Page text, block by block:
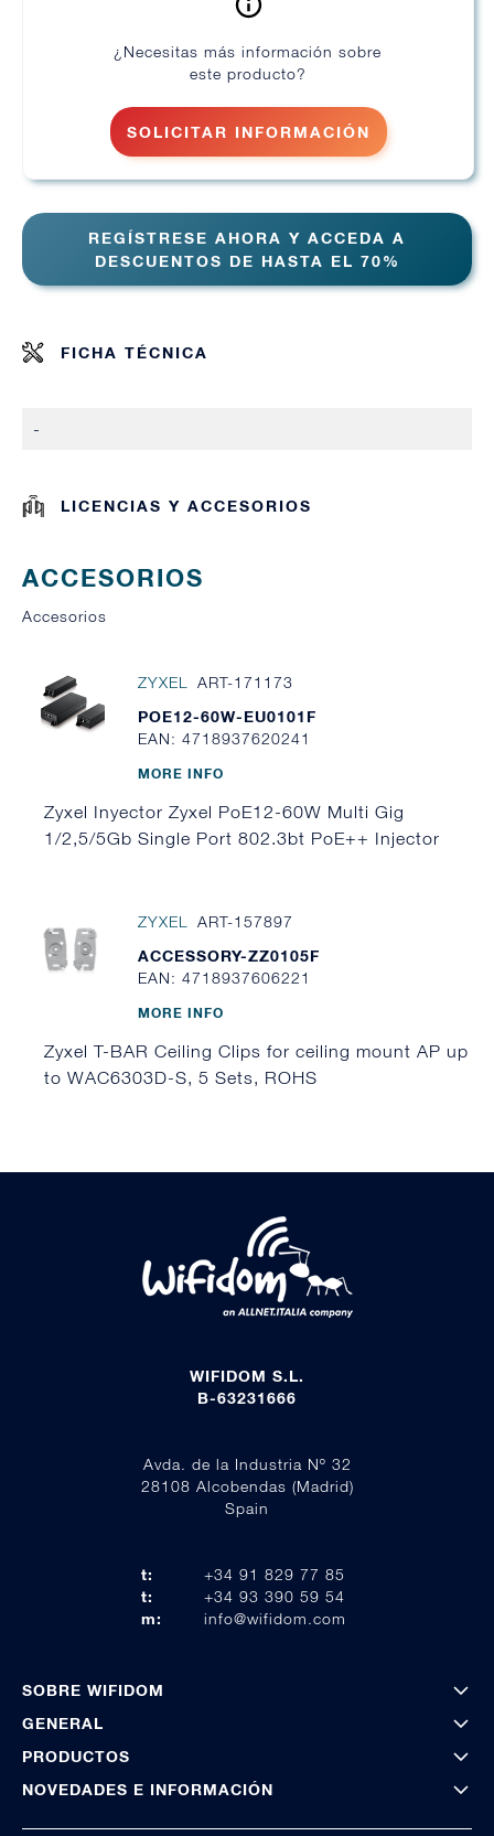
¿Necesitas más información sobre
este producto?
SOLICITAR INFORMACIÓN
REGÍSTRESE AHORA Y ACCEDA A
DESCUENTOS DE HASTA EL 70%
FICHA TÉCNICA
-
LICENCIAS Y ACCESORIOS
ACCESORIOS
Accesorios
ZYXEL
ART-171173
POE12-60W-EU0101F
EAN: 4718937620241
MORE INFO
Zyxel Inyector Zyxel PoE12-60W Multi Gig
1/2,5/5Gb Single Port 802.3bt PoE++ Injector
ZYXEL
ART-157897
ACCESSORY-ZZ0105F
EAN: 4718937606221
MORE INFO
Zyxel T-BAR Ceiling Clips for ceiling mount AP up
to WAC6303D-S, 5 Sets, ROHS
WIFIDOM S.L.
B-63231666
Avda. de la Industria Nº 32
28108 Alcobendas (Madrid)
Spain
t:
+34 91 829 77 85
t:
+34 93 390 59 54
m:
info@wifidom.com
SOBRE WIFIDOM
GENERAL
PRODUCTOS
NOVEDADES E INFORMACIÓN